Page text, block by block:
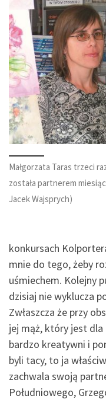
Małgorzata Taras trzeci
została partnerem
Jacek Wajsprych)
konkursach
mnie do tego, żeby
uśmiechem. Kolejny
dzisiaj nie wyklucza
Zwłaszcza że przy
jej mąż, który jest dla
bardzo kreatywni i
byli tacy, to ja
zachwala swoją
Południowego,